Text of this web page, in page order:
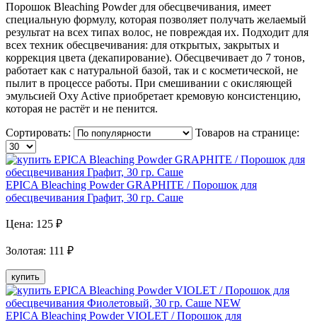
Порошок Bleaching Powder для обесцвечивания, имеет
специальную формулу, которая позволяет получать желаемый
результат на всех типах волос, не повреждая их. Подходит для
всех техник обесцвечивания: для открытых, закрытых и
коррекция цвета (декапирование). Обесцвечивает до 7 тонов,
работает как с натуральной базой, так и с косметической, не
пылит в процессе работы. При смешивании с окисляющей
эмульсией Oxy Active приобретает кремовую консистенцию,
которая не растёт и не пенится.
Сортировать:
Товаров на странице:
EPICA Bleaching Powder GRAPHITE / Порошок для
обесцвечивания Графит, 30 гр. Саше
Цена: 125 ₽
Золотая: 111 ₽
купить
EPICA Bleaching Powder VIOLET / Порошок для